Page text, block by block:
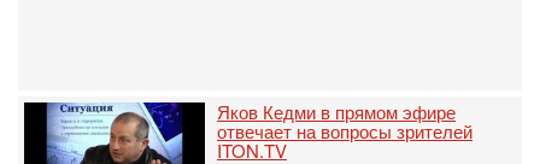
Яков Кедми в прямом эфире
отвечает на вопросы зрителей
ITON.TV